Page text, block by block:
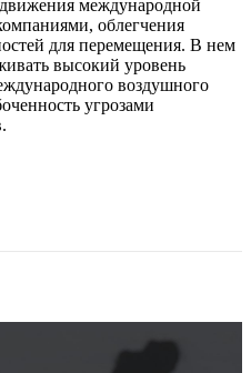
международной
облегчения
для перемещения. В нем
высокий уровень
воздушного
угрозами